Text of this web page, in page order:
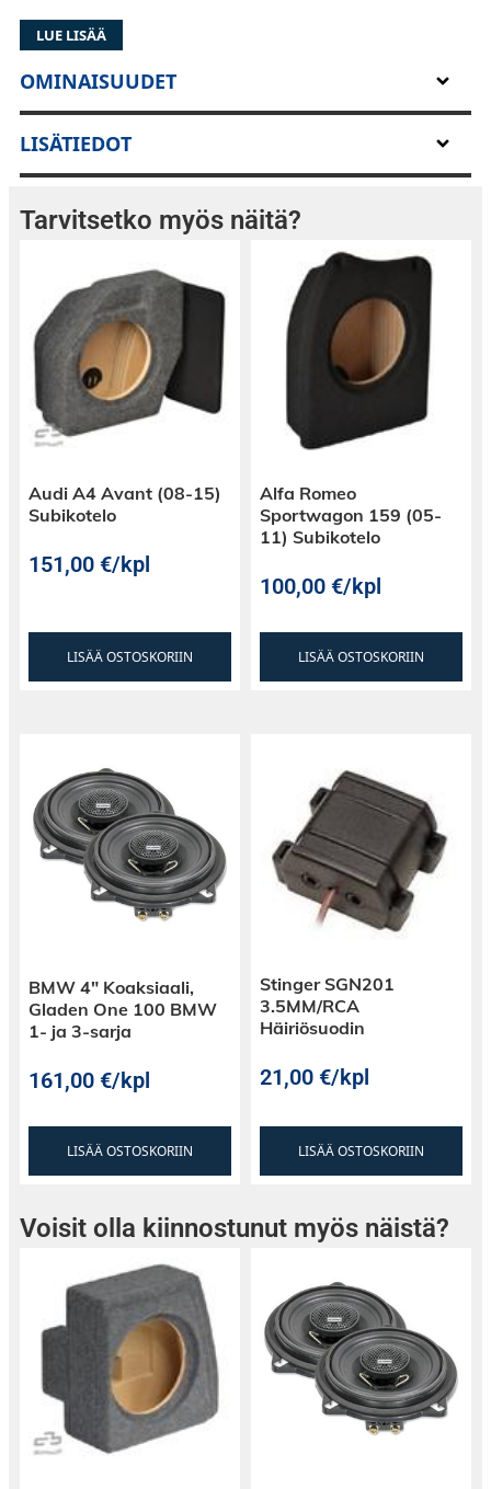
tilausta.
LUE LISÄÄ
OMINAISUUDET
LISÄTIEDOT
Tarvitsetko myös näitä?
Audi A4 Avant (08-15)
Subikotelo
151,00€/kpl
LISÄÄ OSTOSKORIIN
Alfa Romeo
Sportwagon 159 (05-
11) Subikotelo
100,00€/kpl
LISÄÄ OSTOSKORIIN
BMW 4″ Koaksiaali,
Gladen One 100 BMW
1- ja 3-sarja
161,00€/kpl
LISÄÄ OSTOSKORIIN
Stinger SGN201
3.5MM/RCA
Häiriösuodin
21,00€/kpl
LISÄÄ OSTOSKORIIN
Voisit olla kiinnostunut myös näistä?